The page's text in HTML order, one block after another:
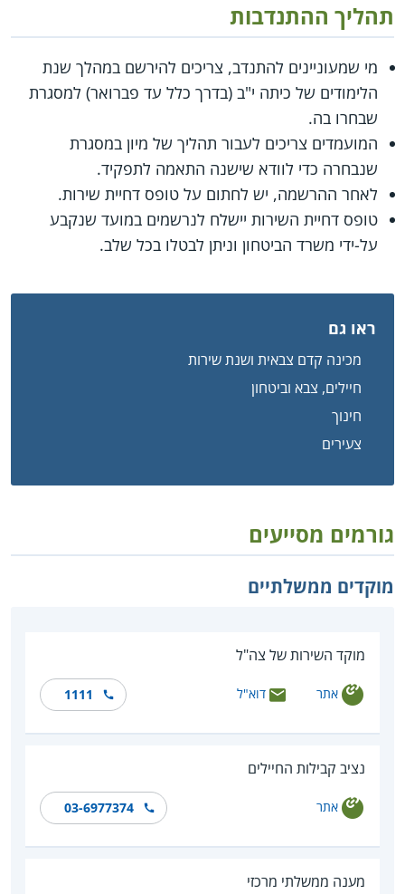
תהליך ההתנדבות
מי שמעוניינים להתנדב, צריכים להירשם במהלך שנת
הלימודים של כיתה י"ב (בדרך כלל עד פברואר) למסגרת
שבחרו בה.
המועמדים צריכים לעבור תהליך של מיון במסגרת
שנבחרה כדי לוודא שישנה התאמה לתפקיד.
לאחר ההרשמה, יש לחתום על טופס דחיית שירות.
טופס דחיית השירות יישלח לנרשמים במועד שנקבע
על-ידי משרד הביטחון וניתן לבטלו בכל שלב.
ראו גם
מכינה קדם צבאית ושנת שירות
חיילים, צבא וביטחון
חינוך
צעירים
גורמים מסייעים
מוקדים ממשלתיים
מוקד השירות של צה"ל
אתר דוא"ל 1111
נציב קבילות החיילים
אתר 03-6977374
מענה ממשלתי מרכזי